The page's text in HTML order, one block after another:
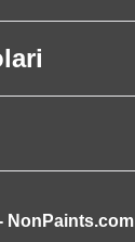
NonPaints.com